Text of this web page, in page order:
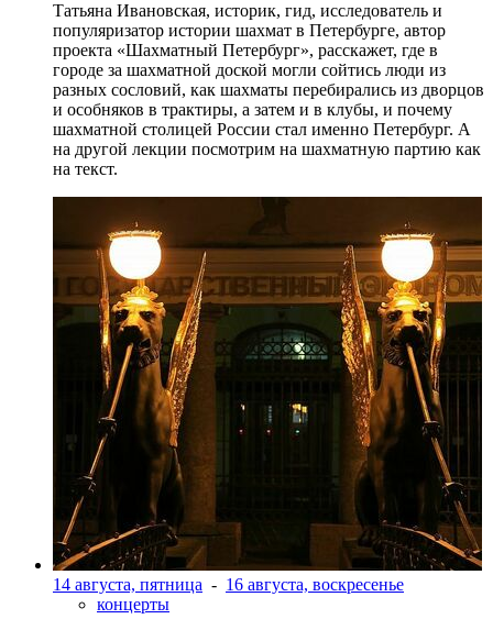
Татьяна Ивановская, историк, гид, исследователь и
популяризатор истории шахмат в Петербурге, автор
проекта «Шахматный Петербург», расскажет, где в
городе за шахматной доской могли сойтись люди из
разных сословий, как шахматы перебирались из дворцов
и особняков в трактиры, а затем и в клубы, и почему
шахматной столицей России стал именно Петербург. А
на другой лекции посмотрим на шахматную партию как
на текст.
14 августа, пятница - 16 августа, воскресенье
концерты